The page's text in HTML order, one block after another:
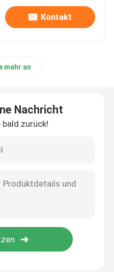
Kontakt
mehr an
Nachricht
zurück!